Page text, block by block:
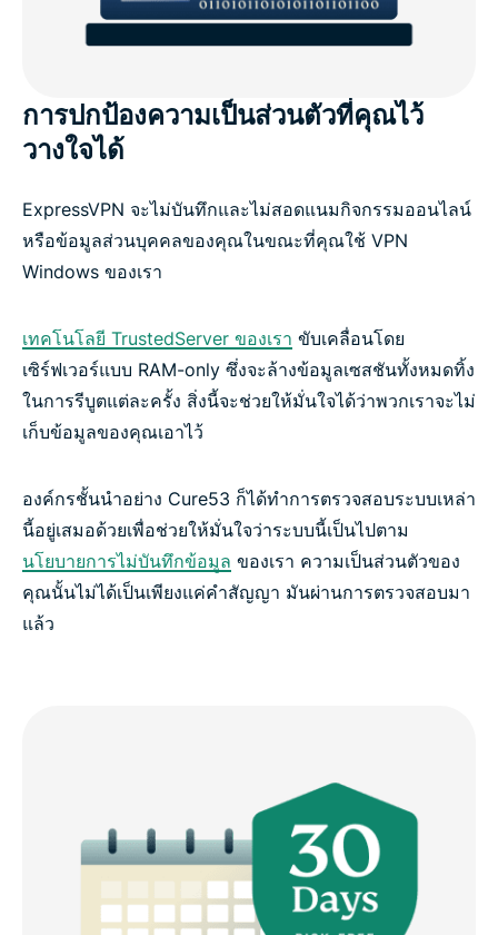
การปกป้องความเป็นส่วนตัวที่คุณไว้
วางใจได้
ExpressVPN จะไม่บันทึกและไม่สอดแนมกิจกรรมออนไลน์
หรือข้อมูลส่วนบุคคลของคุณในขณะที่คุณใช้ VPN
Windows ของเรา
เทคโนโลยี TrustedServer ของเรา ขับเคลื่อนโดย
เซิร์ฟเวอร์แบบ RAM-only ซึ่งจะล้างข้อมูลเซสชันทั้งหมดทิ้ง
ในการรีบูตแต่ละครั้ง สิ่งนี้จะช่วยให้มั่นใจได้ว่าพวกเราจะไม่
เก็บข้อมูลของคุณเอาไว้
องค์กรชั้นนำอย่าง Cure53 ก็ได้ทำการตรวจสอบระบบเหล่า
นี้อยู่เสมอด้วยเพื่อช่วยให้มั่นใจว่าระบบนี้เป็นไปตาม
นโยบายการไม่บันทึกข้อมูล ของเรา ความเป็นส่วนตัวของ
คุณนั้นไม่ได้เป็นเพียงแค่คำสัญญา มันผ่านการตรวจสอบมา
แล้ว